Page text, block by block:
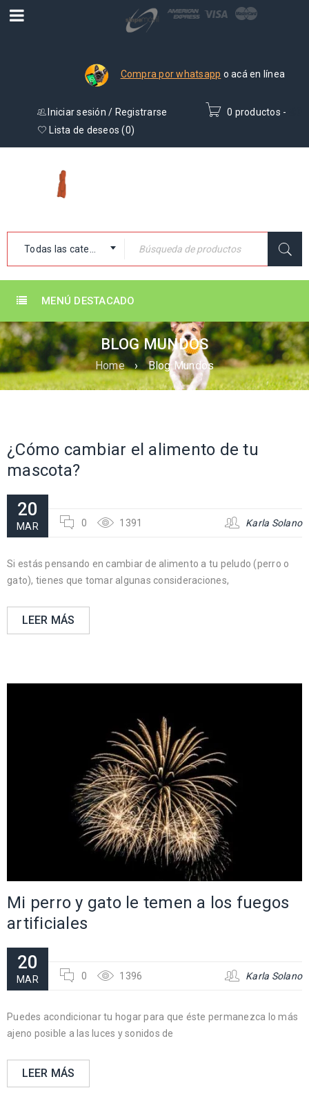
Compra por whatsapp o acá en línea
0 productos -
Iniciar sesión / Registrarse
Lista de deseos (0)
Todas las categorías
MENÚ DESTACADO
BLOG MUNDOS
Home › Blog Mundos
¿Cómo cambiar el alimento de tu
mascota?
20
MAR 0 1391 Karla Solano
Si estás pensando en cambiar de alimento a tu peludo (perro o
gato), tienes que tomar algunas consideraciones,
LEER MÁS
Mi perro y gato le temen a los fuegos
artificiales
20
MAR 0 1396 Karla Solano
Puedes acondicionar tu hogar para que éste permanezca lo más
ajeno posible a las luces y sonidos de
LEER MÁS